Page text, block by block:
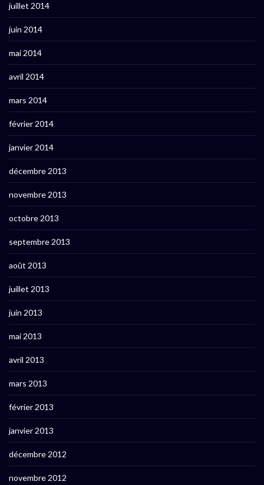
juillet 2014
juin 2014
mai 2014
avril 2014
mars 2014
février 2014
janvier 2014
décembre 2013
novembre 2013
octobre 2013
septembre 2013
août 2013
juillet 2013
juin 2013
mai 2013
avril 2013
mars 2013
février 2013
janvier 2013
décembre 2012
novembre 2012